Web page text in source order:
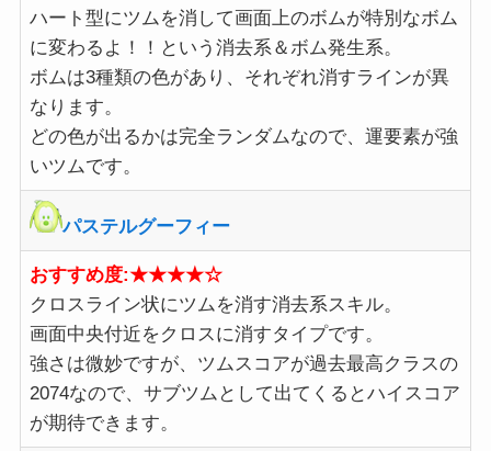
ハート型にツムを消して画面上のボムが特別なボム
に変わるよ！！という消去系＆ボム発生系。
ボムは3種類の色があり、それぞれ消すラインが異
なります。
どの色が出るかは完全ランダムなので、運要素が強
いツムです。
パステルグーフィー
おすすめ度:★★★★☆
クロスライン状にツムを消す消去系スキル。
画面中央付近をクロスに消すタイプです。
強さは微妙ですが、ツムスコアが過去最高クラスの
2074なので、サブツムとして出てくるとハイスコア
が期待できます。